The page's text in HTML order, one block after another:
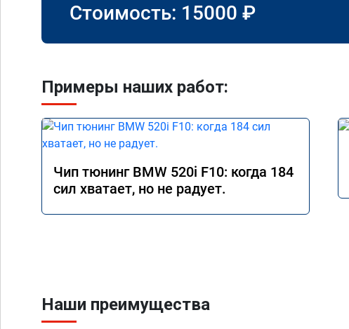
Стоимость: 15000 ₽
Примеры наших работ:
Чип тюнинг BMW 520i F10: когда 184
сил хватает, но не радует.
Наши преимущества